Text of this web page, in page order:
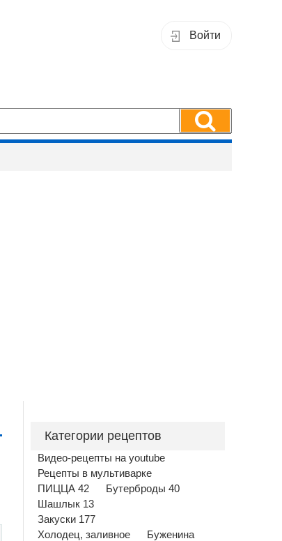
Войти
Категории рецептов
Видео-рецепты на youtube
Рецепты в мультиварке
ПИЦЦА 42
Бутерброды 40
Шашлык 13
Закуски 177
Холодец, заливное
Буженина